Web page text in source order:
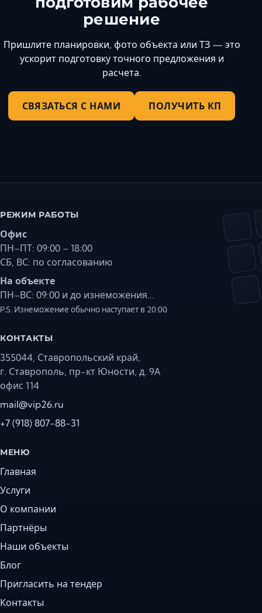
решение
Пришлите планировки, фото объекта или ТЗ — это
ускорит подготовку точного предложения и
расчета.
СВЯЗАТЬСЯ С НАМИ ПОЛУЧИТЬ КП
РЕЖИМ РАБОТЫ
Офис
ПН–ПТ: 09:00 – 18:00
СБ, ВС: по согласованию
На объекте
ПН–ВС: 09:00 и до изнеможения...
P.S. Изнеможение обычно наступает в 20:00
КОНТАКТЫ
355044, Ставропольский край,
г. Ставрополь, пр-кт Юности, д. 9А
офис 114
mail@vip26.ru
+7 (918) 807-88-31
МЕНЮ
Главная
Услуги
О компании
Партнёры
Наши объекты
Блог
Пригласить на тендер
Контакты